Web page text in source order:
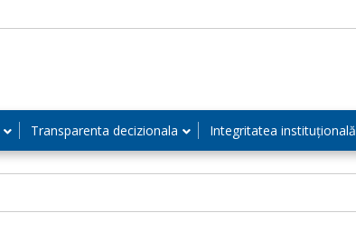
Transparenta decizionala Integritatea instituțională